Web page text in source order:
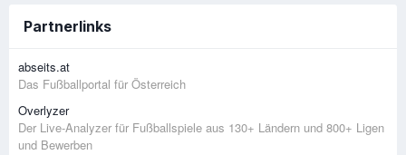
Partnerlinks
abseits.at
Das Fußballportal für Österreich
Overlyzer
Der Live-Analyzer für Fußballspiele aus 130+ Ländern und 800+ Ligen
und Bewerben